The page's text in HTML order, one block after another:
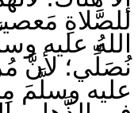
للصَّلاةِ
اللهُ عليه
نُصَلِّي؛ لأنَّ
عليه وسلَّمَ